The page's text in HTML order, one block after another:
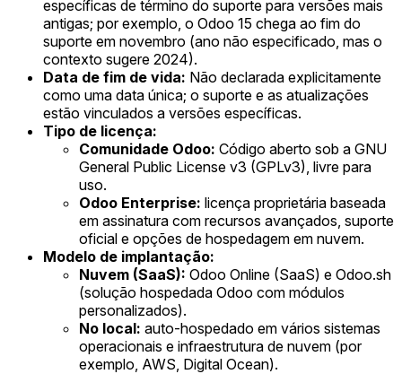
específicas de término do suporte para versões mais
antigas; por exemplo, o Odoo 15 chega ao fim do
suporte em novembro (ano não especificado, mas o
contexto sugere 2024).
Data de fim de vida: Não declarada explicitamente
como uma data única; o suporte e as atualizações
estão vinculados a versões específicas.
Tipo de licença:
Comunidade Odoo: Código aberto sob a GNU
General Public License v3 (GPLv3), livre para
uso.
Odoo Enterprise: licença proprietária baseada
em assinatura com recursos avançados, suporte
oficial e opções de hospedagem em nuvem.
Modelo de implantação:
Nuvem (SaaS): Odoo Online (SaaS) e Odoo.sh
(solução hospedada Odoo com módulos
personalizados).
No local: auto-hospedado em vários sistemas
operacionais e infraestrutura de nuvem (por
exemplo, AWS, Digital Ocean).